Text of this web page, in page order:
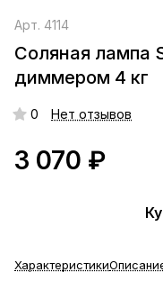
Арт. 4114
Соляная лампа
диммером 4 кг
0 Нет отзывов
3 070 ₽
Характеристики